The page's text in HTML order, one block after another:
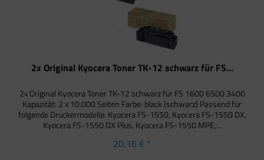
2x Original Kyocera Toner TK-12 schwarz für FS...
2x Original Kyocera Toner TK-12 schwarz für FS 1600 6500 3400
Kapazität: 2 x 10.000 Seiten Farbe: black (schwarz) Passend für
folgende Druckermodelle: Kyocera FS-1550, Kyocera FS-1550 DX,
Kyocera FS-1550 DX Plus, Kyocera FS-1550 MPE,...
20,16 € *